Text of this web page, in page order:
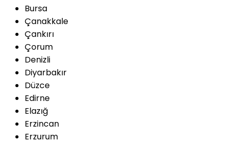
Bursa
Çanakkale
Çankırı
Çorum
Denizli
Diyarbakır
Düzce
Edirne
Elazığ
Erzincan
Erzurum